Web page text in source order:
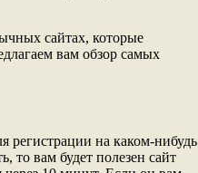
сайтах, которые
вам обзор самых
регистрации на каком-нибудь
то вам будет полезен сайт